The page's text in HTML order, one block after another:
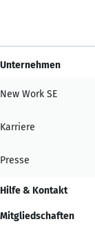
Unternehmen
New Work SE
Karriere
Presse
Hilfe & Kontakt
Mitgliedschaften